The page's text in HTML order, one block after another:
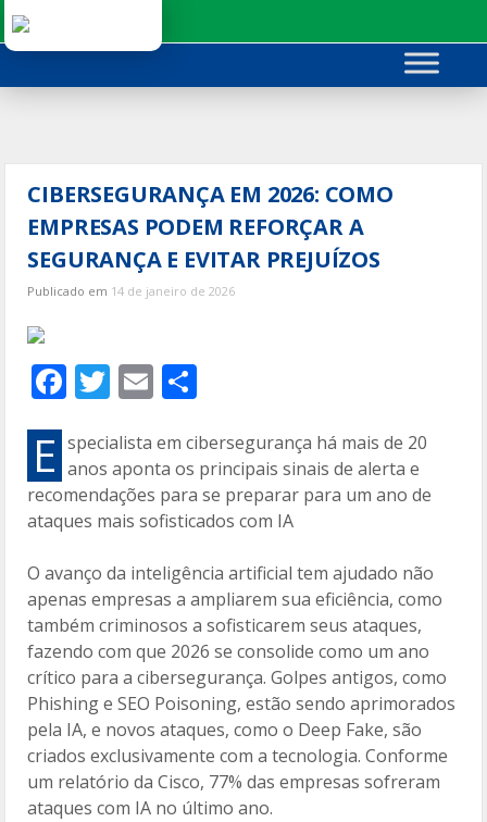
para
conteúdo
CIBERSEGURANÇA EM 2026: COMO
EMPRESAS PODEM REFORÇAR A
SEGURANÇA E EVITAR PREJUÍZOS
Publicado em 14 de janeiro de 2026
F
ac
e
b
o
k
T
w
itt
er
E
m
ai
l
m
p
ar
h
ar
E specialista em cibersegurança há mais de 20
anos aponta os principais sinais de alerta e
recomendações para se preparar para um ano de
ataques mais sofisticados com IA
O avanço da inteligência artificial tem ajudado não
apenas empresas a ampliarem sua eficiência, como
também criminosos a sofisticarem seus ataques,
fazendo com que 2026 se consolide como um ano
crítico para a cibersegurança. Golpes antigos, como
Phishing e SEO Poisoning, estão sendo aprimorados
pela IA, e novos ataques, como o Deep Fake, são
criados exclusivamente com a tecnologia. Conforme
um relatório da Cisco, 77% das empresas sofreram
ataques com IA no último ano.